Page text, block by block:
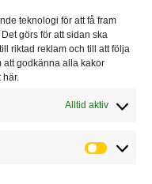
teknologi för att få fram
görs för att sidan ska
riktad reklam och till att följa
att godkänna alla kakor
här.
Alltid aktiv
Analytik